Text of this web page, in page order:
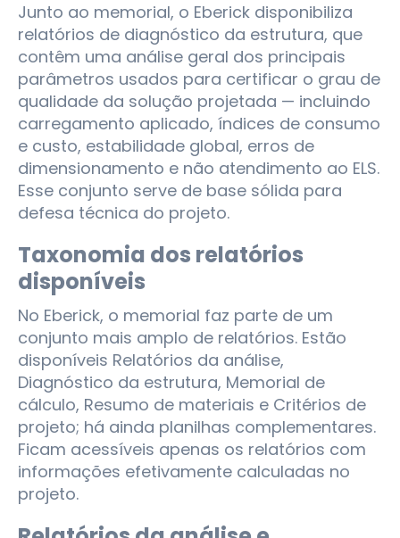
Junto ao memorial, o Eberick disponibiliza
relatórios de diagnóstico da estrutura, que
contêm uma análise geral dos principais
parâmetros usados para certificar o grau de
qualidade da solução projetada — incluindo
carregamento aplicado, índices de consumo
e custo, estabilidade global, erros de
dimensionamento e não atendimento ao ELS.
Esse conjunto serve de base sólida para
defesa técnica do projeto.
Taxonomia dos relatórios
disponíveis
No Eberick, o memorial faz parte de um
conjunto mais amplo de relatórios. Estão
disponíveis Relatórios da análise,
Diagnóstico da estrutura, Memorial de
cálculo, Resumo de materiais e Critérios de
projeto; há ainda planilhas complementares.
Ficam acessíveis apenas os relatórios com
informações efetivamente calculadas no
projeto.